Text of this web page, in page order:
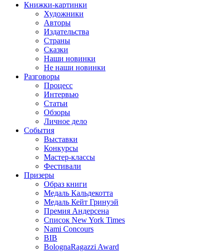
Книжки-картинки
Художники
Авторы
Издательства
Страны
Сказки
Наши новинки
Не наши новинки
Разговоры
Процесс
Интервью
Статьи
Обзоры
Личное дело
События
Выставки
Конкурсы
Мастер-классы
Фестивали
Призеры
Образ книги
Медаль Кальдекотта
Медаль Кейт Гринуэй
Премия Андерсена
Список New York Times
Nami Concours
BIB
BolognaRagazzi Award